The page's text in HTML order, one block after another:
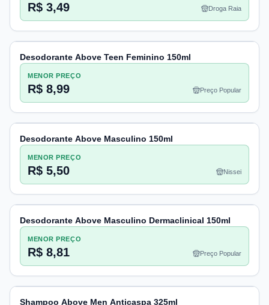
R$ 3,49 Droga Raia
Desodorante Above Teen Feminino 150ml
MENOR PREÇO
R$ 8,99 Preço Popular
Desodorante Above Masculino 150ml
MENOR PREÇO
R$ 5,50 Nissei
Desodorante Above Masculino Dermaclinical 150ml
MENOR PREÇO
R$ 8,81 Preço Popular
Shampoo Above Men Anticaspa 325ml